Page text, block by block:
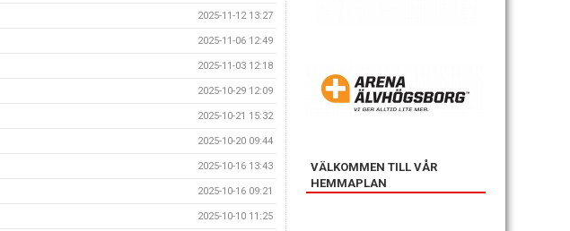
2025-11-12 13:27
2025-11-06 12:49
2025-11-03 12:18
2025-10-29 12:09
2025-10-21 15:32
2025-10-20 09:44
2025-10-16 13:43
2025-10-16 09:21
2025-10-10 11:25
VÄLKOMMEN TILL VÅR
HEMMAPLAN